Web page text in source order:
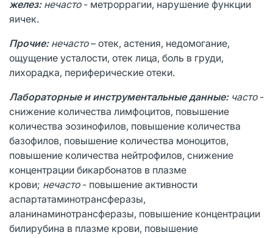
желез: нечасто- метроррагии, нарушение функции
яичек.
Прочие: нечасто– отек, астения, недомогание,
ощущение усталости, отек лица, боль в груди,
лихорадка, периферические отеки.
Лабораторные и инструментальные данные: часто-
снижение количества лимфоцитов, повышение
количества эозинофилов, повышение количества
базофилов, повышение количества моноцитов,
повышение количества нейтрофилов, снижение
концентрации бикарбонатов в плазме
крови; нечасто- повышение активности
аспартатаминотрансферазы,
аланинаминотрансферазы, повышение концентрации
билирубина в плазме крови, повышение